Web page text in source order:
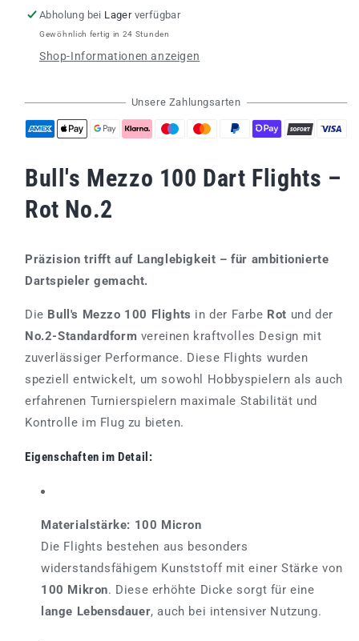
Bull&#39;s
Mezzo
Red
Bull&#39;s
Mezzo
Red
Abholung bei Lagerverfügbar
Gewöhnlich fertig in 24 Stunden
Shop-Informationen anzeigen
Unsere Zahlungsarten
Bull's Mezzo 100 Dart Flights –
Rot No.2
Präzision trifft auf Langlebigkeit – für ambitionierte
Dartspieler gemacht.
Die Bull's Mezzo 100 Flights in der Farbe Rot und der
No.2-Standardform vereinen kraftvolles Design mit
zuverlässiger Performance. Diese Flights wurden
speziell entwickelt, um sowohl Hobbyspielern als auch
erfahrenen Turnierspielern maximale Stabilität und
Kontrolle im Flug zu bieten.
Eigenschaften im Detail:
Materialstärke: 100 Micron
Die Flights bestehen aus besonders
widerstandsfähigem Kunststoff mit einer Stärke von
100 Mikron. Diese erhöhte Dicke sorgt für eine
lange Lebensdauer, auch bei intensiver Nutzung.